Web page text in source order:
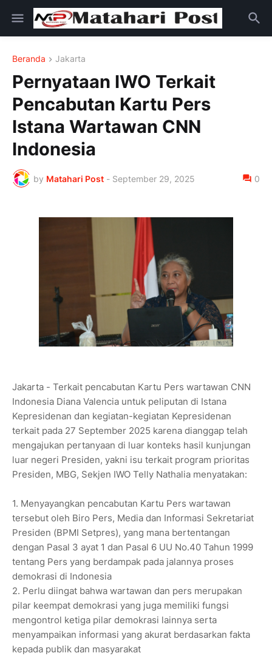
Beranda Jakarta
Pernyataan IWO Terkait
Pencabutan Kartu Pers
Istana Wartawan CNN
Indonesia
by Matahari Post - September 29, 2025 0
Jakarta - Terkait pencabutan Kartu Pers wartawan CNN
Indonesia Diana Valencia untuk peliputan di Istana
Kepresidenan dan kegiatan-kegiatan Kepresidenan
terkait pada 27 September 2025 karena dianggap telah
mengajukan pertanyaan di luar konteks hasil kunjungan
luar negeri Presiden, yakni isu terkait program prioritas
Presiden, MBG, Sekjen IWO Telly Nathalia menyatakan:
1. Menyayangkan pencabutan Kartu Pers wartawan
tersebut oleh Biro Pers, Media dan Informasi Sekretariat
Presiden (BPMI Setpres), yang mana bertentangan
dengan Pasal 3 ayat 1 dan Pasal 6 UU No.40 Tahun 1999
tentang Pers yang berdampak pada jalannya proses
demokrasi di Indonesia
2. Perlu diingat bahwa wartawan dan pers merupakan
pilar keempat demokrasi yang juga memiliki fungsi
mengontrol ketiga pilar demokrasi lainnya serta
menyampaikan informasi yang akurat berdasarkan fakta
kepada publik dan masyarakat